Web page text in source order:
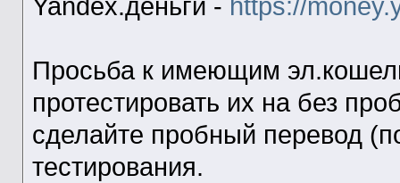
Yandex.деньги - https://
Просьба к имеющим
протестировать их на без
сделайте пробный перевод
тестирования.